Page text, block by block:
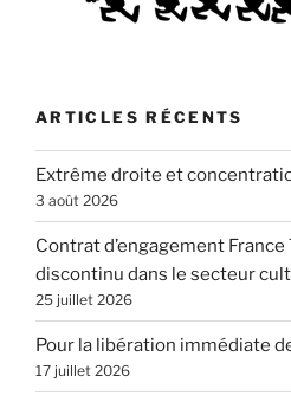
ARTICLES RÉCENTS
Extrême droite et
3 août 2026
Contrat d’engagement
discontinu dans le secteur
25 juillet 2026
Pour la libération immédiate
17 juillet 2026